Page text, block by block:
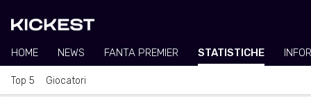
HOME NEWS FANTA PREMIER STATISTICHE
Top 5 Giocatori